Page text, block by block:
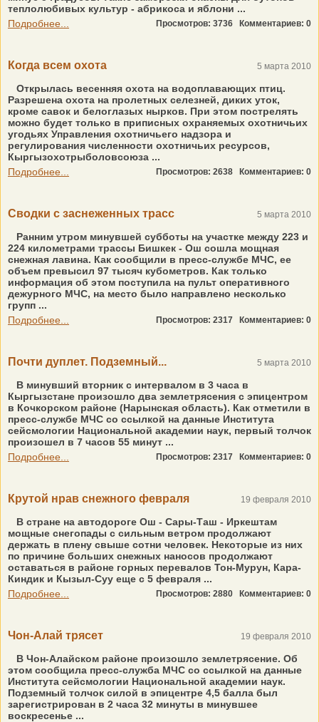
теплолюбивых культур - абрикоса и яблони ...
Подробнее...
Просмотров: 3736 Комментариев: 0
Когда всем охота 5 марта 2010
Открылась весенняя охота на водоплавающих птиц.
Разрешена охота на пролетных селезней, диких уток,
кроме савок и белоглазых нырков. При этом пострелять
можно будет только в приписных охраняемых охотничьих
угодьях Управления охотничьего надзора и
регулирования численности охотничьих ресурсов,
Кыргызохотрыболовсоюза ...
Подробнее...
Просмотров: 2638 Комментариев: 0
Сводки с заснеженных трасс 5 марта 2010
Ранним утром минувшей субботы на участке между 223 и
224 километрами трассы Бишкек - Ош сошла мощная
снежная лавина. Как сообщили в пресс-службе МЧС, ее
объем превысил 97 тысяч кубометров. Как только
информация об этом поступила на пульт оперативного
дежурного МЧС, на место было направлено несколько
групп ...
Подробнее...
Просмотров: 2317 Комментариев: 0
Почти дуплет. Подземный... 5 марта 2010
В минувший вторник с интервалом в 3 часа в
Кыргызстане произошло два землетрясения с эпицентром
в Кочкорском районе (Нарынская область). Как отметили в
пресс-службе МЧС со ссылкой на данные Института
сейсмологии Национальной академии наук, первый толчок
произошел в 7 часов 55 минут ...
Подробнее...
Просмотров: 2317 Комментариев: 0
Крутой нрав снежного февраля 19 февраля 2010
В стране на автодороге Ош - Сары-Таш - Иркештам
мощные снегопады с сильным ветром продолжают
держать в плену свыше сотни человек. Некоторые из них
по причине больших снежных наносов продолжают
оставаться в районе горных перевалов Тон-Мурун, Кара-
Киндик и Кызыл-Суу еще с 5 февраля ...
Подробнее...
Просмотров: 2880 Комментариев: 0
Чон-Алай трясет 19 февраля 2010
В Чон-Алайском районе произошло землетрясение. Об
этом сообщила пресс-служба МЧС со ссылкой на данные
Института сейсмологии Национальной академии наук.
Подземный толчок силой в эпицентре 4,5 балла был
зарегистрирован в 2 часа 32 минуты в минувшее
воскресенье ...